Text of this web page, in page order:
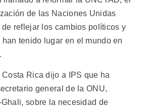
de las Naciones Unidas
de reflejar los cambios políticos y
tenido lugar en el mundo en
Rica dijo a IPS que ha
general de la ONU,
sobre la necesidad de